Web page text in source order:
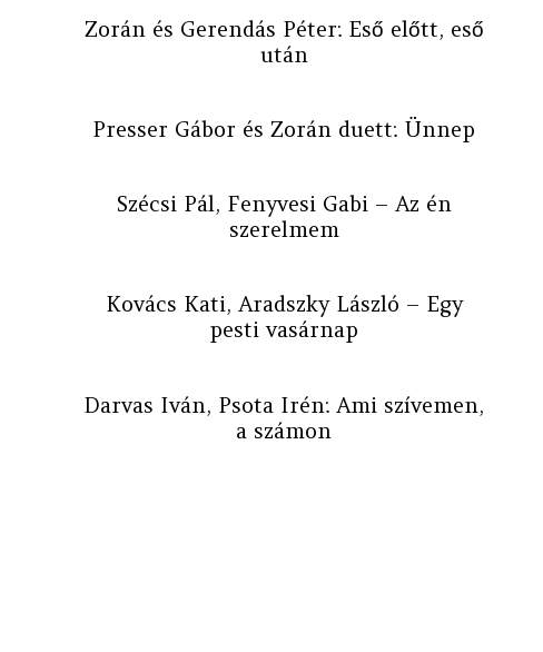
Zorán és Gerendás Péter: Eső előtt, eső
után
Presser Gábor és Zorán duett: Ünnep
Szécsi Pál, Fenyvesi Gabi – Az én
szerelmem
Kovács Kati, Aradszky László – Egy
pesti vasárnap
Darvas Iván, Psota Irén: Ami szívemen,
a számon